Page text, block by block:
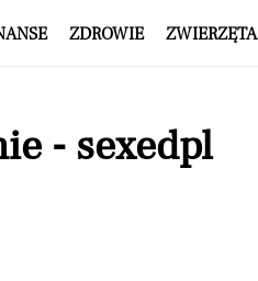
ZDROWIE ZWIERZĘTA
- sexedpl